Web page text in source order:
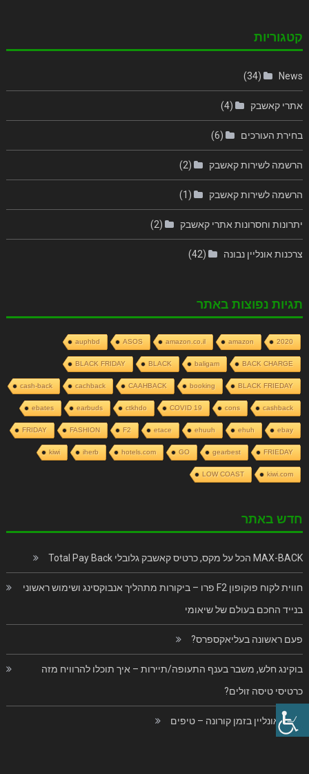
קטגוריות
News
(34)
אתרי קאשבק (4)
בחירת העורכים (6)
הרשמה לשירות קאשבק (2)
הרשמה לשירות קאשבק (1)
יתרונות וחסרונות אתרי קאשבק (2)
צרכנות אונליין נבונה (42)
תגיות נפוצות באתר
2020
amazon
amazon.co.il
ASOS
auphbd
BACK CHARGE
baligam
BLACK
BLACK FRIDAY
BLACK FRIEDAY
booking
CAAHBACK
cachback
cash-back
cashback
cons
COVID 19
ctkhdo
earbuds
ebates
ebay
ehuh
ehuuh
etace
F2
FASHION
FRIDAY
FRIEDAY
gearbest
GO
hotels.com
iherb
kiwi
kiwi.com
LOW COAST
חדש באתר
MAX-BACK הכל על מקס, כרטיס קאשבק גלובלי Total Pay Back
חווית לקוח פוקופון F2 פרו – ביקורות מתהליך אנבוקסינג ושימוש ראשוני
בנייד החכם בעולם של שיאומי
פעם ראשונה בעליאקספרס?
בוקינג חלש, משבר בענף התעופה/תיירות – איך תוכלו להרוויח מזה
כרטיסי טיסה זולים?
קניות אונליין בזמן קורונה – טיפים